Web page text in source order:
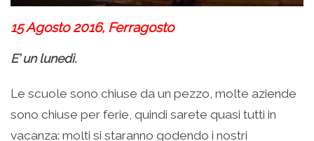
15 Agosto 2016, Ferragosto
E’ un lunedì.
Le scuole sono chiuse da un pezzo, molte aziende
sono chiuse per ferie, quindi sarete quasi tutti in
vacanza: molti si staranno godendo i nostri